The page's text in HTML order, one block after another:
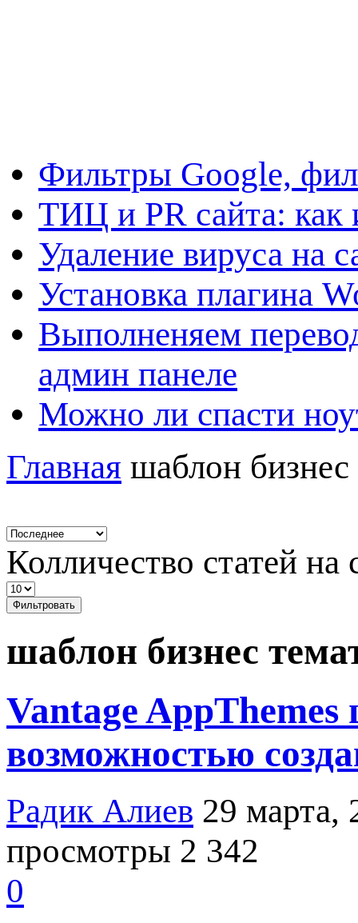
Фильтры Google,
ТИЦ и PR сайта: как
Удаление вируса на
Установка плагина
Выполненяем
админ панеле
Можно ли спасти
Главная шаблон бизнес
Колличество статей на
Фильтровать
шаблон бизнес
Vantage
возможностью
Радик Алиев 29 марта,
просмотры 2 342
0